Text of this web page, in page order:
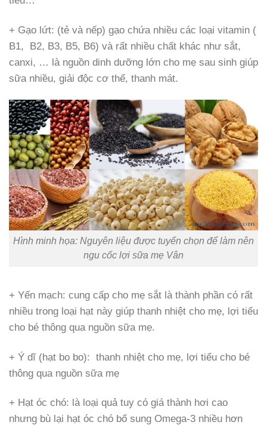
+ Gạo lứt: (tẻ và nếp) gạo chứa nhiều các loại vitamin (
B1, B2, B3, B5, B6) và rất nhiều chất khác như sắt,
canxi, … là nguồn dinh dưỡng lớn cho mẹ sau sinh giúp
sữa nhiều, giải độc cơ thể, thanh mát.
Hình minh họa: Nguyên liệu được tuyển chọn để làm nên
ngu cốc lợi sữa mẹ Vân
+ Yến mạch: cung cấp cho mẹ sắt là thành phần có rất
nhiều trong loại hạt này giúp thanh nhiệt cho mẹ, lợi tiểu
cho bé thông qua nguồn sữa mẹ.
+ Ý dĩ (hạt bo bo): thanh nhiệt cho mẹ, lợi tiểu cho bé
thông qua nguồn sữa mẹ
+ Hạt óc chó: là loại quả tuy có giá thành hơi cao
nhưng bù lại hạt óc chó bổ sung Omega-3 nhiều hơn